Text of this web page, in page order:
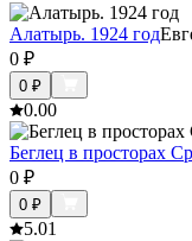
Алатырь. 1924 год
0 ₽
0 ₽
0.00
Беглец в просторах
0 ₽
0 ₽
5.01